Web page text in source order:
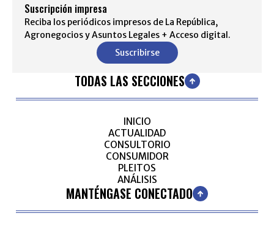
Suscripción impresa
Reciba los periódicos impresos de La República,
Agronegocios y Asuntos Legales + Acceso digital.
Suscribirse
TODAS LAS SECCIONES
INICIO
ACTUALIDAD
CONSULTORIO
CONSUMIDOR
PLEITOS
ANÁLISIS
MANTÉNGASE CONECTADO